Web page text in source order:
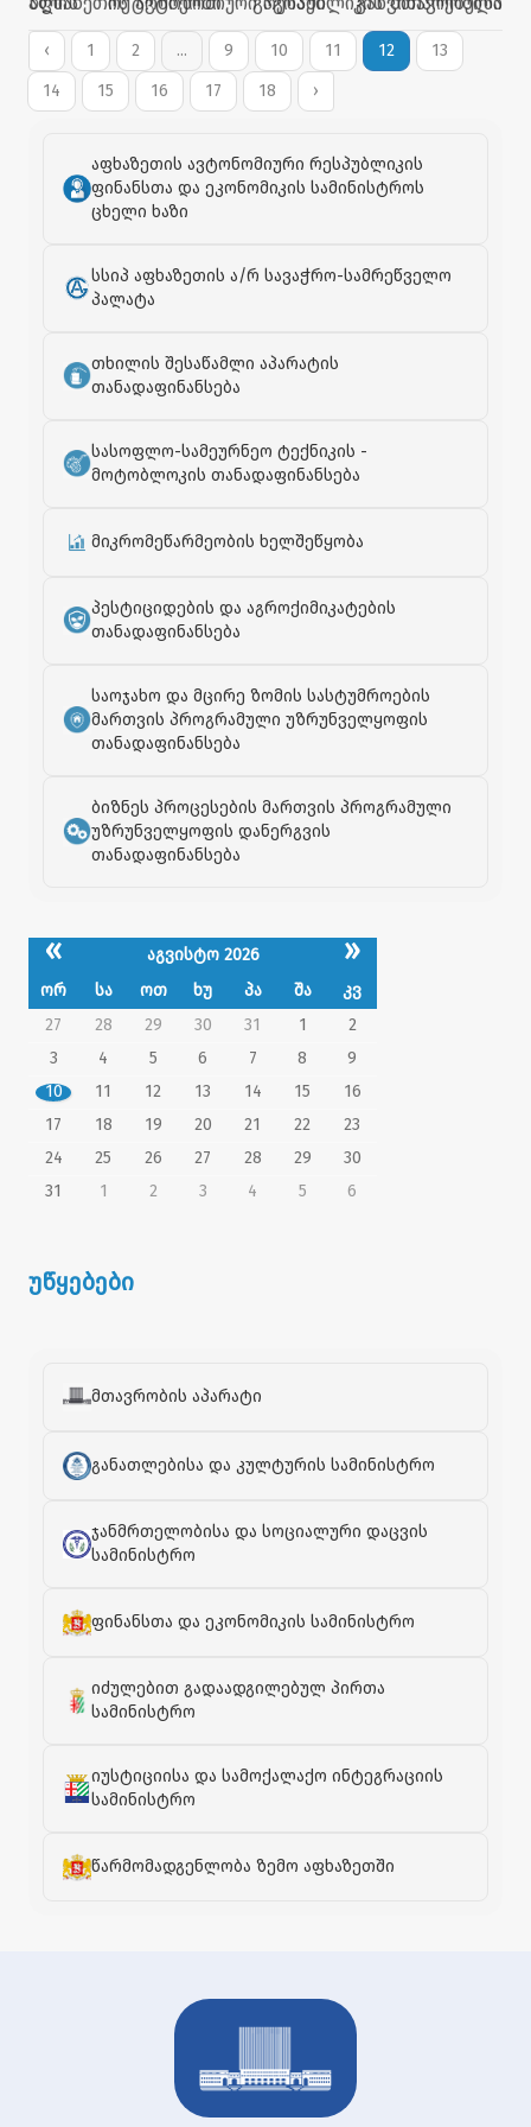
აფხაზეთის ავტონომიური რესპუბლიკის
ფინანსთა და ეკონომიკის სამინისტროს
ცხელი ხაზი
სსიპ აფხაზეთის ა/რ სავაჭრო-სამრეწველო
პალატა
თხილის შესაწამლი აპარატის
თანადაფინანსება
სასოფლო-სამეურნეო ტექნიკის -
მოტობლოკის თანადაფინანსება
მიკრომეწარმეობის ხელშეწყობა
პესტიციდების და აგროქიმიკატების
თანადაფინანსება
საოჯახო და მცირე ზომის სასტუმროების
მართვის პროგრამული უზრუნველყოფის
თანადაფინანსება
ბიზნეს პროცესების მართვის პროგრამული
უზრუნველყოფის დანერგვის
თანადაფინანსება
« აგვისტო 2026 »
ორ სა ოთ ხუ პა შა
კვ
27
28 29 30 31 1
2
3
4 5 6 7 8
9
10
11 12 13 14 15
16
17
18 19 20 21 22
23
24
25 26 27 28 29
30
31
1 2 3 4 5 6
უწყებები
მთავრობის აპარატი
განათლებისა და კულტურის სამინისტრო
ჯანმრთელობისა და სოციალური დაცვის
სამინისტრო
ფინანსთა და ეკონომიკის სამინისტრო
იძულებით გადაადგილებულ პირთა
სამინისტრო
იუსტიციისა და სამოქალაქო ინტეგრაციის
სამინისტრო
წარმომადგენლობა ზემო აფხაზეთში
და საზოგადოებრივი კავშირი „გაგრის“ წევრებმა
გმირთა მოედანზე, საქართველოს ერთიანობისთვის
დაღუპულ გმირთა მემორიალი გვირგვინით შეამკეს
და პატივი მიაგეს დაღუპულთა ხსოვნას.
ტრაგიკული მოვლენების დროს დაღუპულთა
სულების მოსახსენიებელი პანაშვიდი გადაიხადეს.
ასევე, დევნილობაში აფხაზეთის ავტონომიური
რესპუბლიკის უმაღლესი საბჭოს პირველი
‹ 1 2 ... 9 10 11 12
13
14
15 16 17 18 ›